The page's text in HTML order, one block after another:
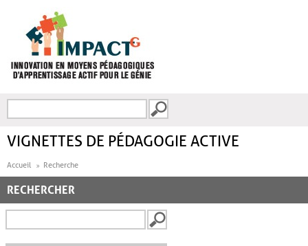
FORMULAIRE DE
VIGNETTES DE PÉDAGOGIE ACTIVE
Accueil Recherche
RECHERCHER